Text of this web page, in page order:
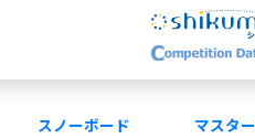
スノーボード マスタ